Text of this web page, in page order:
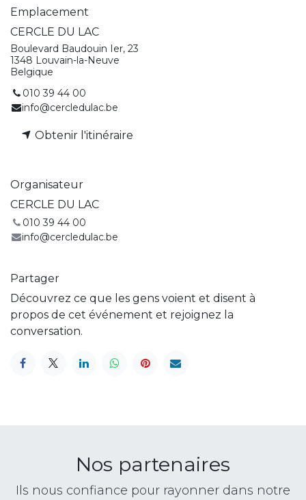
Emplacement
CERCLE DU LAC
Boulevard Baudouin Ier, 23
1348 Louvain-la-Neuve
Belgique
010 39 44 00
info@cercledulac.be
Obtenir l'itinéraire
Organisateur
CERCLE DU LAC
010 39 44 00
info@cercledulac.be
Partager
Découvrez ce que les gens voient et disent à
propos de cet événement et rejoignez la
conversation.
Nos partenaires
Ils nous confiance pour rayonner dans notre